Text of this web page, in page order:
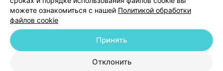
© 2026 ООО «Артокс Лаб», УНП 191700409
| 220012, Республика Беларусь,
можете ознакомиться с нашей Политикой обработки
файлов cookie
Отклонить
Принять